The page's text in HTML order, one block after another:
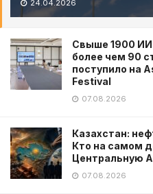
24.04.2026
Свыше 1900
более чем 90
поступило на
Festival
07.08.2026
Казахстан:
Кто на самом
Центральную
07.08.2026